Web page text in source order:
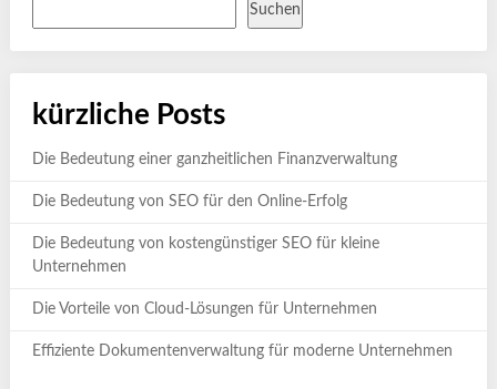
Suchen
kürzliche Posts
Die Bedeutung einer ganzheitlichen Finanzverwaltung
Die Bedeutung von SEO für den Online-Erfolg
Die Bedeutung von kostengünstiger SEO für kleine
Unternehmen
Die Vorteile von Cloud-Lösungen für Unternehmen
Effiziente Dokumentenverwaltung für moderne Unternehmen